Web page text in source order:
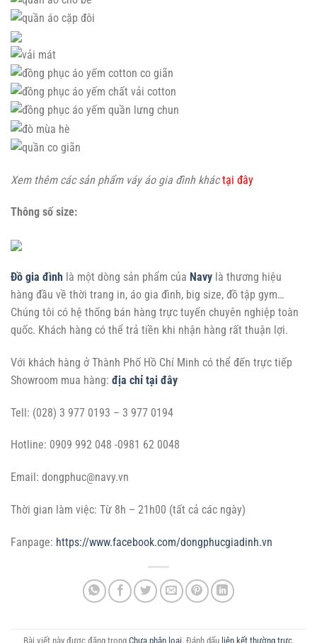
Xem thêm các sản phẩm váy áo gia đình kháctại đây
Thông số size:
Đồ gia đình là một dòng sản phẩm của Navy là thương hiệu
hàng đầu về thời trang in, áo gia đình, big size, đồ tập gym…
Chúng tôi có hệ thống bán hàng trực tuyến chuyên nghiệp toàn
quốc. Khách hàng có thể trả tiền khi nhận hàng rất thuận lợi.
Với khách hàng ở Thành Phố Hồ Chí Minh có thể đến trực tiếp
Showroom mua hàng: địa chỉ tại đây
Tell: (028) 3 977 0193 – 3 977 0194
Hotline: 0909 992 048 -0981 62 0048
Email: dongphuc@navy.vn
Thời gian làm việc: Từ 8h – 21h00 (tất cả các ngày)
Fanpage: https://www.facebook.com/dongphucgiadinh.vn
Bài viết này được đăng trong Chưa phân loại. Đánh dấu liên kết thường trực.